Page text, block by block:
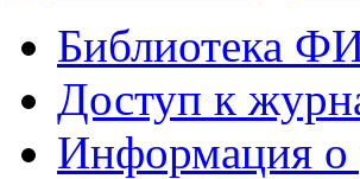
Библиотека
Доступ к
Информация